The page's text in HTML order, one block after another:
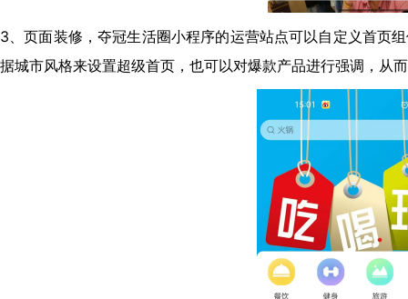
3、页面装修，夺冠生活圈小程序的运营站点可以自定义首页
据城市风格来设置超级首页，也可以对爆款产品进行强调，从